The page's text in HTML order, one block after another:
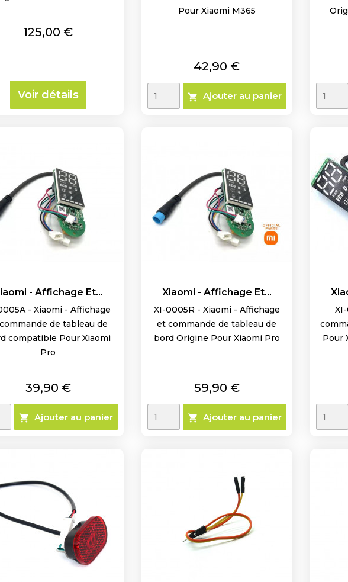
Prix
125,00 €
Voir détails
Pour Xiaomi M365
Prix
42,90 €
 Ajouter au panier
- Affichage Et...
- Xiaomi - Affichage
de tableau de
compatible Pour Xiaomi
Pro
Prix
39,90 €
 Ajouter au panier
Xiaomi - Affichage Et...
XI-0005R - Xiaomi - Affichage
et commande de tableau de
bord Origine Pour Xiaomi Pro
Prix
59,90 €
 Ajouter au panier
Pour